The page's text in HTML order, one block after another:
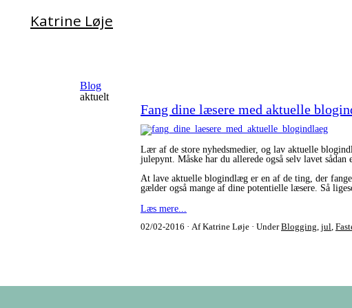
Katrine Løje
Blog
aktuelt
Fang dine læsere med aktuelle
Lær af de store nyhedsmedier, og lav aktuelle
julepynt. Måske har du allerede også selv lavet
At lave aktuelle blogindlæg er en af de ting, der
gælder også mange af dine potentielle læsere. Så
Læs mere...
02/02-2016
Af Katrine Løje UnderBlogging, jul,